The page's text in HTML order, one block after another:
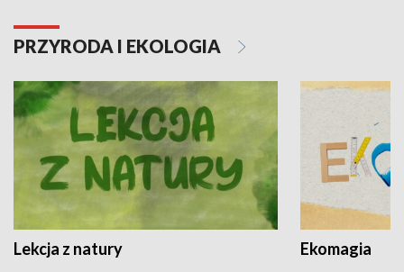
PRZYRODA I EKOLOGIA
Lekcja z natury Ekomagia